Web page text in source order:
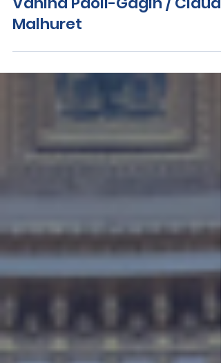
Deux de nos propositions de
loi à l'ordre du jour du Sénat
Vanina Paoli-Gagin / Claude
Malhuret